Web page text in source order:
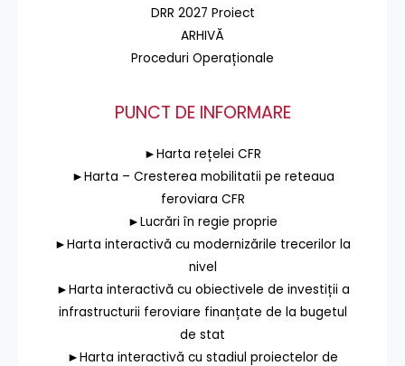
DRR 2027 Proiect
ARHIVĂ
Proceduri Operaționale
PUNCT DE INFORMARE
►Harta rețelei CFR
►Harta – Cresterea mobilitatii pe reteaua
feroviara CFR
►Lucrări în regie proprie
►Harta interactivă cu modernizările trecerilor la
nivel
►Harta interactivă cu obiectivele de investiții a
infrastructurii feroviare finanțate de la bugetul
de stat
►Harta interactivă cu stadiul proiectelor de